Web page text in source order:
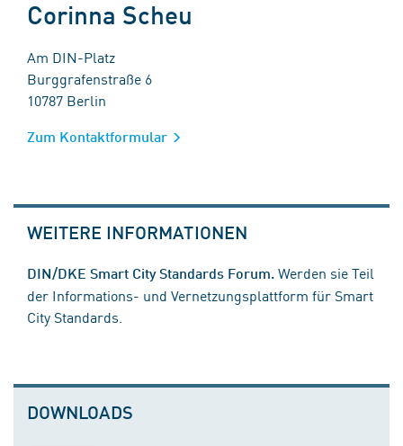
Corinna Scheu
Am DIN-Platz
Burggrafenstraße 6
10787 Berlin
Zum Kontaktformular
WEITERE INFORMATIONEN
DIN/DKE Smart City Standards Forum. Werden sie Teil
der Informations- und Vernetzungsplattform für Smart
City Standards.
DOWNLOADS